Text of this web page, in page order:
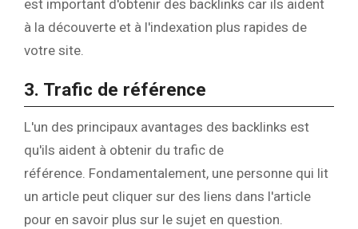
est important d'obtenir des backlinks car ils aident
à la découverte et à l'indexation plus rapides de
votre site.
3. Trafic de référence
L'un des principaux avantages des backlinks est
qu'ils aident à obtenir du trafic de
référence. Fondamentalement, une personne qui lit
un article peut cliquer sur des liens dans l'article
pour en savoir plus sur le sujet en question.